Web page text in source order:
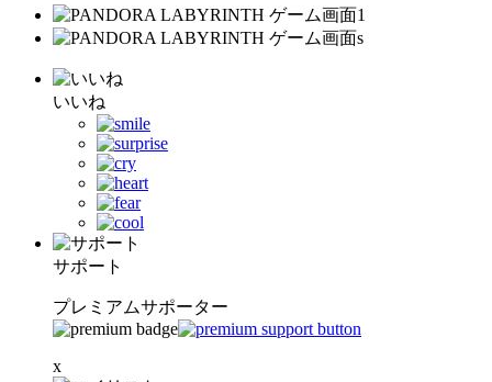
いいね
サポート
プレミアムサポーター
x